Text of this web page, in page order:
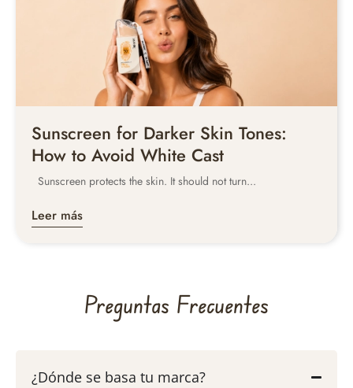
Sunscreen for Darker Skin Tones:
How to Avoid White Cast
Sunscreen protects the skin. It should not turn...
Leer más
Preguntas Frecuentes
¿Dónde se basa tu marca?